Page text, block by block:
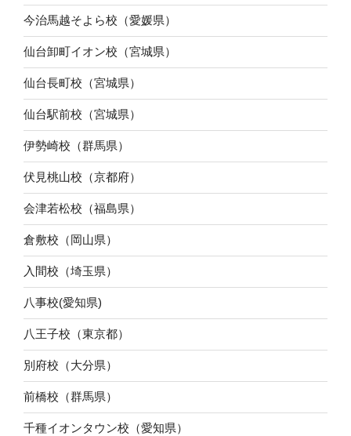
今治馬越そよら校（愛媛県）
仙台卸町イオン校（宮城県）
仙台長町校（宮城県）
仙台駅前校（宮城県）
伊勢崎校（群馬県）
伏見桃山校（京都府）
会津若松校（福島県）
倉敷校（岡山県）
入間校（埼玉県）
八事校(愛知県)
八王子校（東京都）
別府校（大分県）
前橋校（群馬県）
千種イオンタウン校（愛知県）